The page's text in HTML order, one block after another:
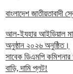
বাংলাদেশ জাতীয়তাবাদী
আল-ইযহার আইডিয়াল
অনুষ্ঠান ২০২৬ অনুষ্ঠিত।
সাবেক ডিএমপি
বাড়ি, দামি প্লট!